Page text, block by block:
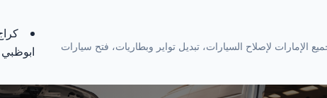
24 ساعة في جميع الإمارات لإصلاح السيارات، تبديل تواير وبطاريات، فتح سيارات
ابوظبي